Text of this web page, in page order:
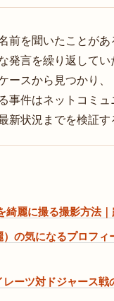
前を聞いたことがあ
発言を繰り返して
ースから見つかり、
事件はネットコミ
新状況までを検証す
綺麗に撮る撮影方法
）の気になるプロフ
レーツ対ドジャース